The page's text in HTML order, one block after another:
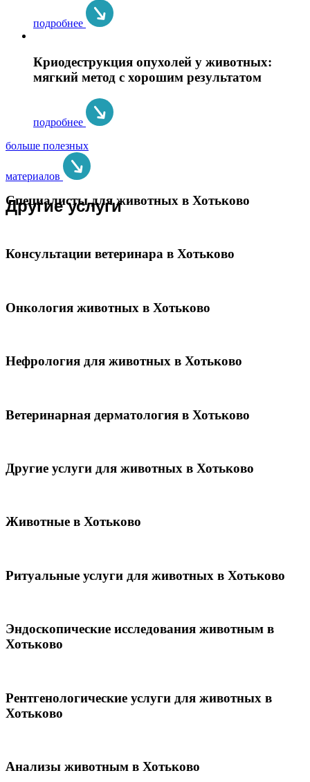
подробнее
Криодеструкция опухолей у животных:
мягкий метод с хорошим результатом
подробнее
больше полезных
материалов
Другие услуги
Специалисты для животных в Хотьково
Консультации ветеринара в Хотьково
Онкология животных в Хотьково
Нефрология для животных в Хотьково
Ветеринарная дерматология в Хотьково
Другие услуги для животных в Хотьково
Животные в Хотьково
Ритуальные услуги для животных в Хотьково
Эндоскопические исследования животным в
Хотьково
Рентгенологические услуги для животных в
Хотьково
Анализы животным в Хотьково